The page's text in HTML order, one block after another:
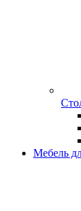
Мебель